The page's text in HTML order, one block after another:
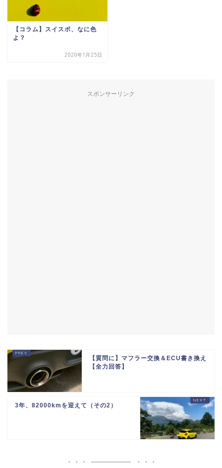
【コラム】スイスポ、なに色
よ？
2020年1月25日
スポンサーリンク
【質問に】マフラー交換＆ECU書き換え
【全力回答】
3年、82000kmを迎えて（その2）